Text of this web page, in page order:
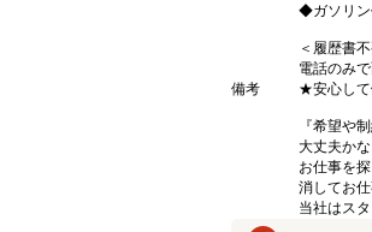
◆ガソリン
＜履歴書
電話のみ
備考
★安心し
『希望や
大丈夫か
お仕事を
消してお
当社はス